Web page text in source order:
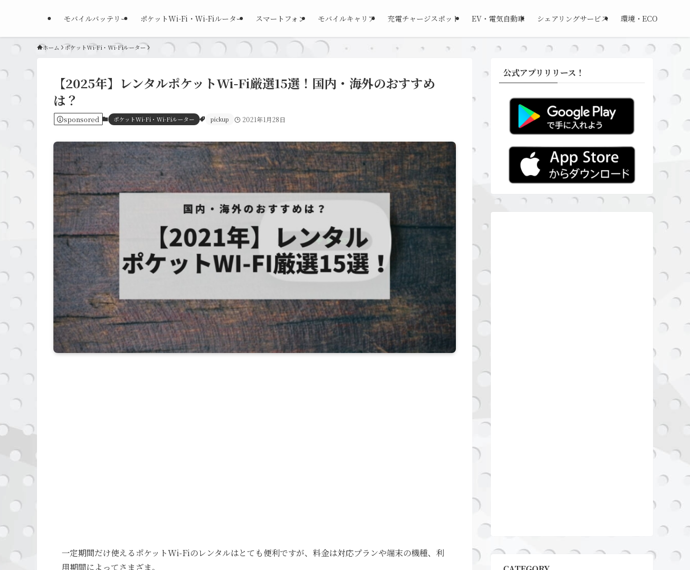
モバイルバッテリー ポケットWi-Fi・Wi-Fiルーター スマートフォン モバイルキャリア 充電チャージスポット EV・電気自動車 シェアリングサービス 環境・ECO
ホーム ポケットWi-Fi・Wi-Fiルーター
【2025年】レンタルポケットWi-Fi厳選15選！国内・海外のおすすめ
は？
sponsored ポケットWi-Fi・Wi-Fiルーター pickup 2021年1月28日
一定期間だけ使えるポケットWi-Fiのレンタルはとても便利ですが、料金は対応プランや端末の機種、利
用期間によってさまざま。
公式アプリリリース！